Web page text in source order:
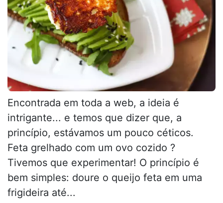
Encontrada em toda a web, a ideia é
intrigante... e temos que dizer que, a
princípio, estávamos um pouco céticos.
Feta grelhado com um ovo cozido ?
Tivemos que experimentar! O princípio é
bem simples: doure o queijo feta em uma
frigideira até...